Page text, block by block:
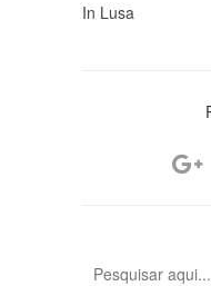
In Lusa